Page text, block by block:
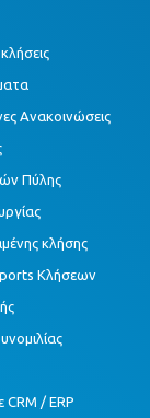
Ανακοινώσεις
Πύλης
κλήσης
Κλήσεων
CRM / ERP